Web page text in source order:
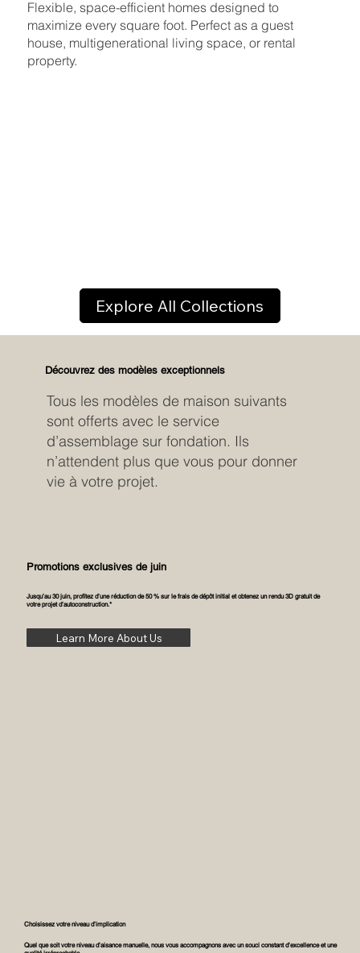
Flexible, space-efficient homes designed to
maximize every square foot. Perfect as a guest
house, multigenerational living space, or rental
property.
Explore All Collections
Promotions exclusives de juin
Jusqu’au 30 juin, profitez d’une réduction de 50 % sur le frais de dépôt initial et obtenez un rendu 3D gratuit de
votre projet d’autoconstruction.*
Learn More About Us
Choisissez votre niveau d’implication
Quel que soit votre niveau d’aisance manuelle, nous vous accompagnons avec un souci constant d’excellence et une
Découvrez des modèles exceptionnels
Tous les modèles de maison suivants
sont offerts avec le service
d’assemblage sur fondation. Ils
n’attendent plus que vous pour donner
vie à votre projet.